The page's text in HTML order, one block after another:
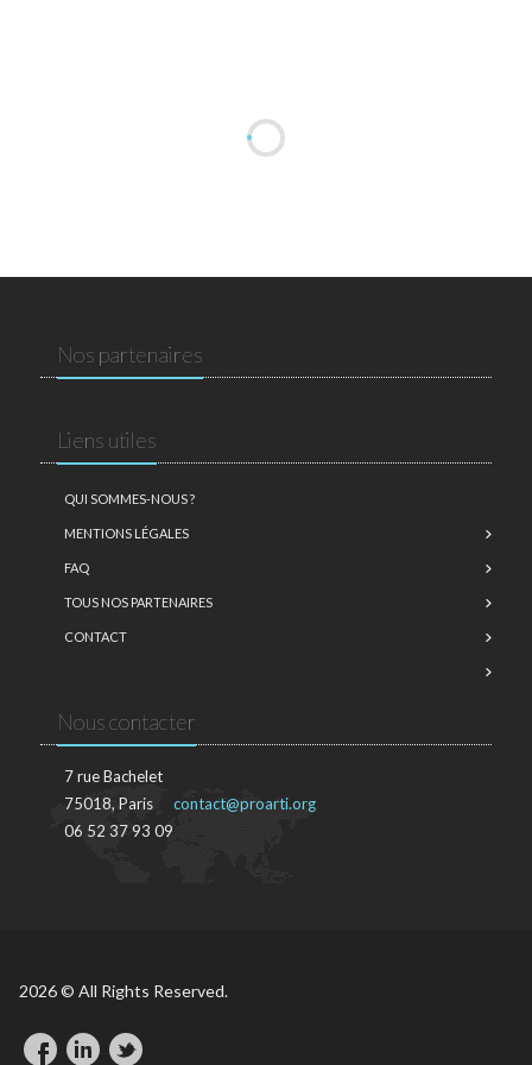
Nos partenaires
Liens utiles
QUI SOMMES-NOUS ?
MENTIONS LÉGALES
FAQ
TOUS NOS PARTENAIRES
CONTACT
Nous contacter
7 rue Bachelet
75018, Paris
06 52 37 93 09
contact@proarti.org
2026 © All Rights Reserved.